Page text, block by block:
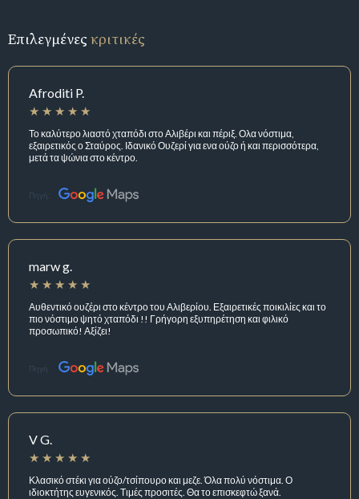
Επιλεγμένεςκριτικές
Afroditi P.
Το καλύτερο λιαστό χταπόδι στο Αλιβέρι και πέριξ. Ολα νόστιμα,
εξαιρετικός ο Σταύρος. Ιδανικό Ουζερί για ενα ούζο ή και περισσότερα,
μετά τα ψώνια στο κέντρο.
Πηγή:
marw g.
Αυθεντικό ουζέρι στο κέντρο του Αλιβερίου. Εξαιρετικές ποικιλίες και το
πιο νόστιμο ψητό χταπόδι !! Γρήγορη εξυπηρέτηση και φιλικό
προσωπικό! Αξίζει!
Πηγή:
V G.
Κλασικό στέκι για ούζο/τσίπουρο και μεζε. Όλα πολύ νόστιμα. Ο
ιδιοκτήτης ευγενικός. Τιμές προσιτές. Θα το επισκεφτώ ξανά.